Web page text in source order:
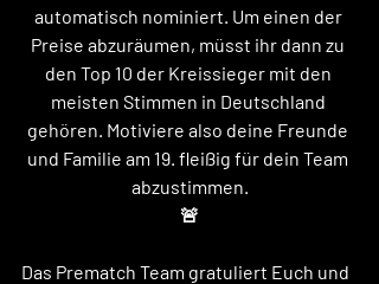
automatisch nominiert. Um einen der
Preise abzuräumen, müsst ihr dann zu
den Top 10 der Kreissieger mit den
meisten Stimmen in Deutschland
gehören. Motiviere also deine Freunde
und Familie am 19. fleißig für dein Team
abzustimmen.
🚨
Das Prematch Team gratuliert Euch und